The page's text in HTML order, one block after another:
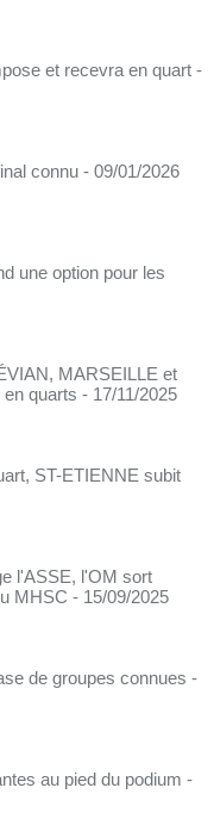
et recevra en quart -
connu - 09/01/2026
une option pour les
MARSEILLE et
quarts - 17/11/2025
ST-ETIENNE subit
l'ASSE, l'OM sort
MHSC - 15/09/2025
de groupes connues -
au pied du podium -